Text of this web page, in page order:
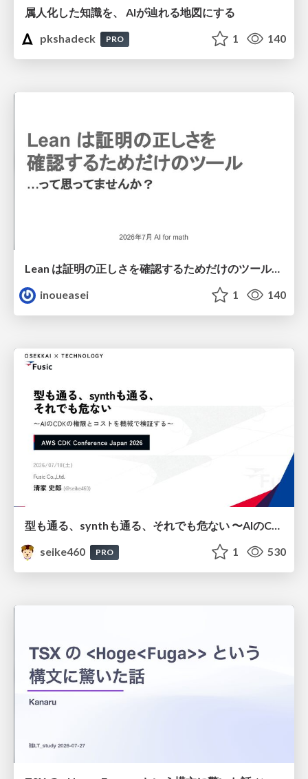
属人化した知識を、 AIが辿れる地図にする
pkshadeck
PRO 1 140
Lean は証明の正しさを確認するためだけのツールって思ってませんか？
inoueasei
1 140
型も通る、synthも通る、それでも危ない 〜AIのCDKの権限とコストを機械で検証する〜 / It Passes Type Checks, It Passes Synth Checks, but It’s Still Risky — Automatically Verifying Permissions and Costs in AI’s CDK —
seike460
PRO 1 530